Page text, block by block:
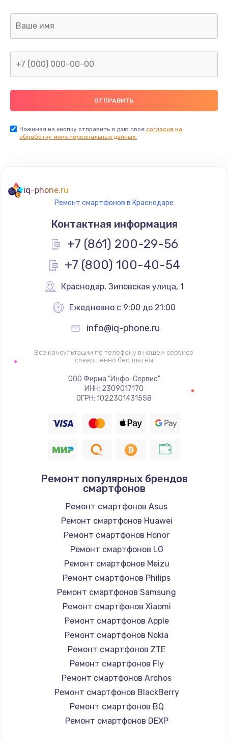
Замена системы охлаждения
1600 руб.
Замена термопасты
Заказать
Замена южного моста
2300 руб.
Заказать
Замена вебкамеры
1340 руб.
Заказать
Ремонт петель крышки
Заказать
Настройка Wi-Fi
1260 руб.
Заказать
Замена шим-контроллера
Заказать
Замена HDMI
1200 руб.
Заказать
Установка драйверов
950 руб.
Заказать
Замена жесткого диска
1000 руб.
Заказать
Чистка от пыли
1330 руб.
Заказать
Нажимая на кнопку отправить я даю свое согласие на
обработку моих персональных данных.
iq-phone.ru
Ремонт смартфонов в Краснодаре
Контактная информация
+7 (861) 200-29-56
+7 (800) 100-40-54
Краснодар, Зиповская улица, 1
Ежедневно с 9:00 до 21:00
info@iq-phone.ru
Все консультации по телефону в нашем сервисе
совершенно бесплатны
ООО Фирма "Инфо-Сервис"
ИНН: 2309017170
ОГРН: 1022301431558
Ремонт популярных брендов
смартфонов
Ремонт смартфонов Asus
Ремонт смартфонов Huawei
Ремонт смартфонов Honor
Ремонт смартфонов LG
Ремонт смартфонов Meizu
Ремонт смартфонов Philips
Ремонт смартфонов Samsung
Ремонт смартфонов Xiaomi
Ремонт смартфонов Apple
Ремонт смартфонов Nokia
Ремонт смартфонов ZTE
Ремонт смартфонов Fly
Ремонт смартфонов Archos
Ремонт смартфонов BlackBerry
Ремонт смартфонов BQ
Ремонт смартфонов DEXP